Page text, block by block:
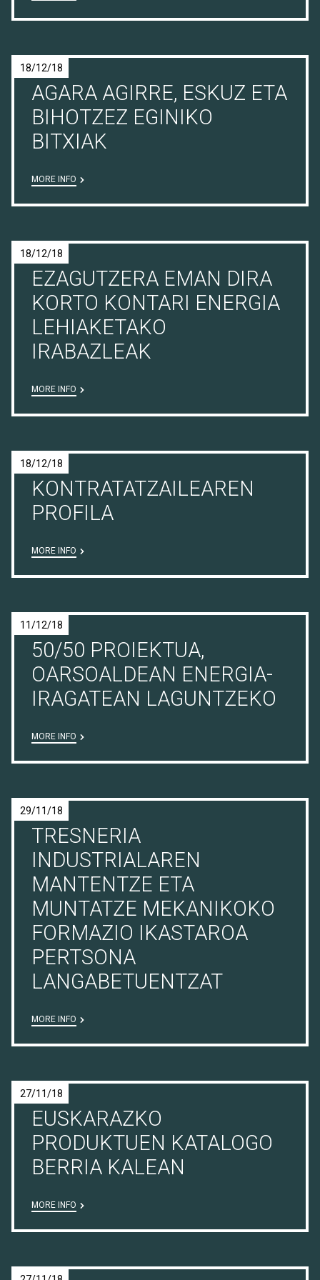
18/12/18
AGARA AGIRRE, ESKUZ ETA
BIHOTZEZ EGINIKO
BITXIAK
MORE INFO
18/12/18
EZAGUTZERA EMAN DIRA
KORTO KONTARI ENERGIA
LEHIAKETAKO
IRABAZLEAK
MORE INFO
18/12/18
KONTRATATZAILEAREN
PROFILA
MORE INFO
11/12/18
50/50 PROIEKTUA,
OARSOALDEAN ENERGIA-
IRAGATEAN LAGUNTZEKO
MORE INFO
29/11/18
TRESNERIA
INDUSTRIALAREN
MANTENTZE ETA
MUNTATZE MEKANIKOKO
FORMAZIO IKASTAROA
PERTSONA
LANGABETUENTZAT
MORE INFO
27/11/18
EUSKARAZKO
PRODUKTUEN KATALOGO
BERRIA KALEAN
MORE INFO